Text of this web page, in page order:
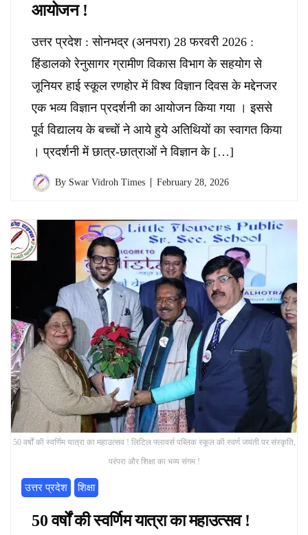
आयोजन !
उत्तर प्रदेश : सोनभद्र (अनपरा) 28 फरवरी 2026 :
हिंडालको रेनुसागर ग्रामीण विकास विभाग के सहयोग से
जूनियर हाई स्कूल रणहोर में विश्व विज्ञान दिवस के मद्देनजर
एक भव्य विज्ञान प्रदर्शनी का आयोजन किया गया । इससे
पूर्व विद्यालय के बच्चों ने आये हुये अतिथियों का स्वागत किया
। प्रदर्शनी में छात्र-छात्राओं ने विज्ञान के […]
By Swar Vidroh Times February 28, 2026
50 वर्षों की स्वर्णिम यात्रा का महाउत्सव ! लिटिल फ्लावर्स पब्लिक स्कूल की स्वर्ण जयंती पर संस्कृति,
परंपरा और शिक्षा का भव्य संगम !
उत्तर प्रदेश शिक्षा
50 वर्षों की स्वर्णिम यात्रा का महाउत्सव !